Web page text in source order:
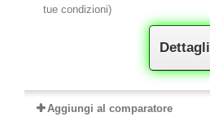
tue condizioni)
Dettagli
Aggiungi al comparatore